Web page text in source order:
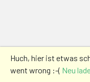
Huch, hier ist etwas
went wrong :-( Neu